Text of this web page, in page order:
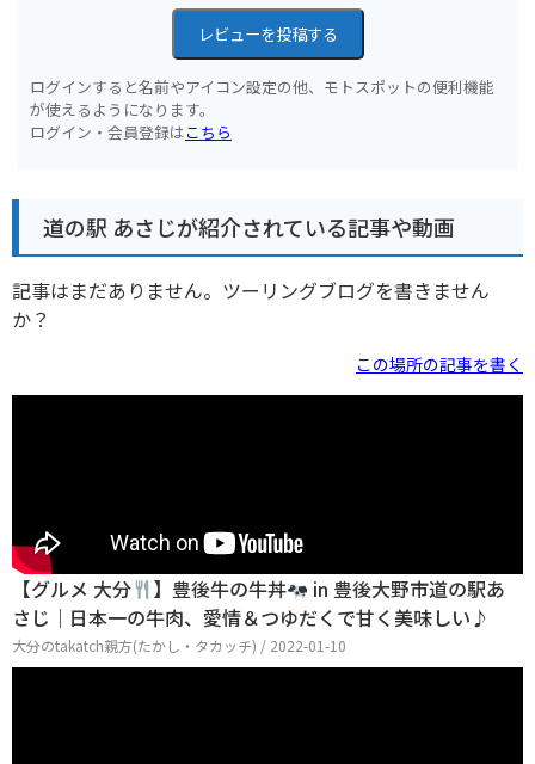
レビューを投稿する
ログインすると名前やアイコン設定の他、モトスポットの便利機能
が使えるようになります。
ログイン・会員登録はこちら
道の駅 あさじが紹介されている記事や動画
記事はまだありません。ツーリングブログを書きません
か？
この場所の記事を書く
【グルメ 大分 】豊後牛の牛丼
in 豊後大野市道の駅あ
さじ｜日本一の牛肉、愛情＆つゆだくで甘く美味しい♪
大分のtakatch親方(たかし・タカッチ) / 2022-01-10